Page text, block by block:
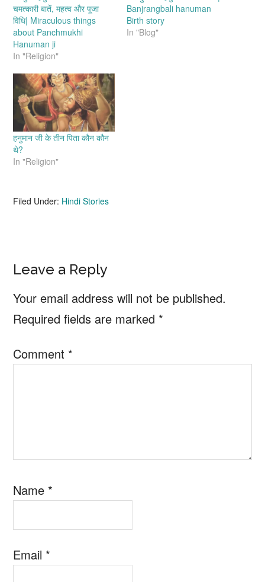
चमत्कारी बातें, महत्व और पूजा
विधि| Miraculous things
about Panchmukhi
Hanuman ji
In "Religion"
Banjrangbali hanuman
Birth story
In "Blog"
हनुमान जी के तीन पिता कौन कौन
थे?
In "Religion"
Filed Under: Hindi Stories
Reader
Interactions
Leave a Reply
Your email address will not be published.
Required fields are marked *
Comment *
Name *
Email *